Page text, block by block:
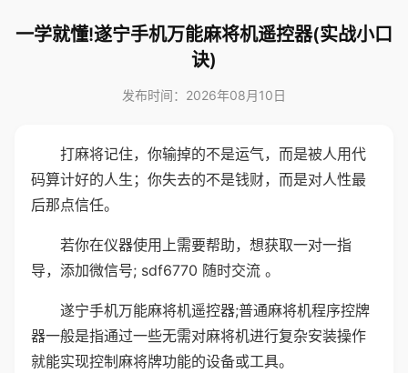
一学就懂!遂宁手机万能麻将机遥控器(实战小口
诀)
发布时间：2026年08月10日
打麻将记住，你输掉的不是运气，而是被人用代
码算计好的人生；你失去的不是钱财，而是对人性最
后那点信任。
若你在仪器使用上需要帮助，想获取一对一指
导，添加微信号; sdf6770 随时交流 。
遂宁手机万能麻将机遥控器;普通麻将机程序控牌
器一般是指通过一些无需对麻将机进行复杂安装操作
就能实现控制麻将牌功能的设备或工具。